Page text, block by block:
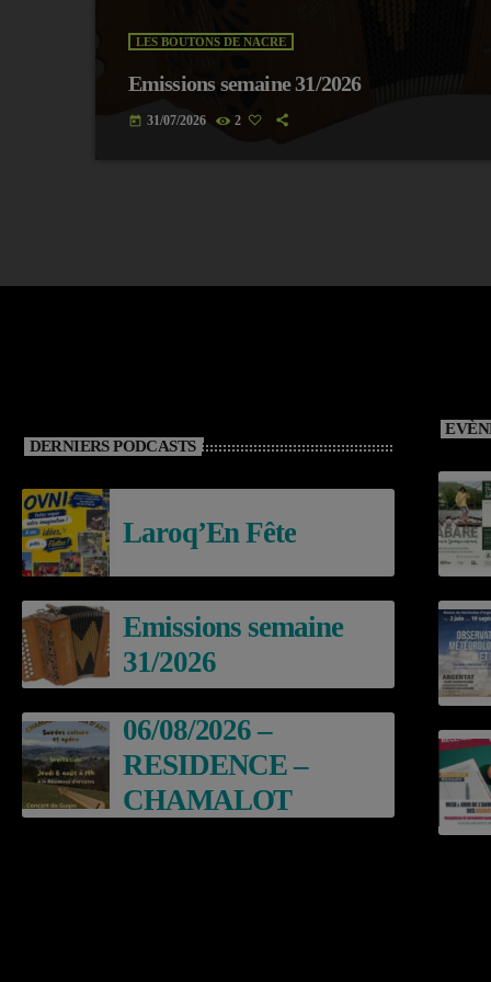
LES BOUTONS DE NACRE
Emissions semaine 31/2026
today 31/07/2026 2
DERNIERS PODCASTS
Laroq’En Fête
Emissions semaine
31/2026
06/08/2026 –
RESIDENCE –
CHAMALOT